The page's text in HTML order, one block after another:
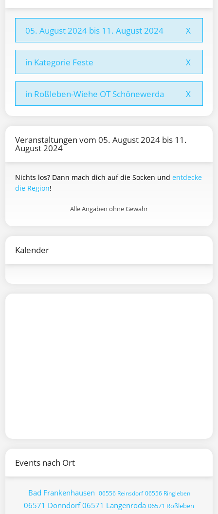
05. August 2024 bis 11. August 2024 X
in Kategorie Feste X
in Roßleben-Wiehe OT Schönewerda X
Veranstaltungen vom 05. August 2024 bis 11.
August 2024
Nichts los? Dann mach dich auf die Socken und entdecke
die Region!
Alle Angaben ohne Gewähr
Kalender
Events nach Ort
Bad Frankenhausen 06556 Reinsdorf 06556 Ringleben
06571 Donndorf 06571 Langenroda 06571 Roßleben